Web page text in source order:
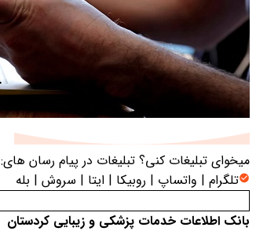
میخوای تبلیغات کنی؟ تبلیغات در پیام رسان های:
تلگرام | واتساپ | روبیکا | ایتا | سروش | بله
بانک اطلاعات خدمات پزشکی و زیبایی کردستان